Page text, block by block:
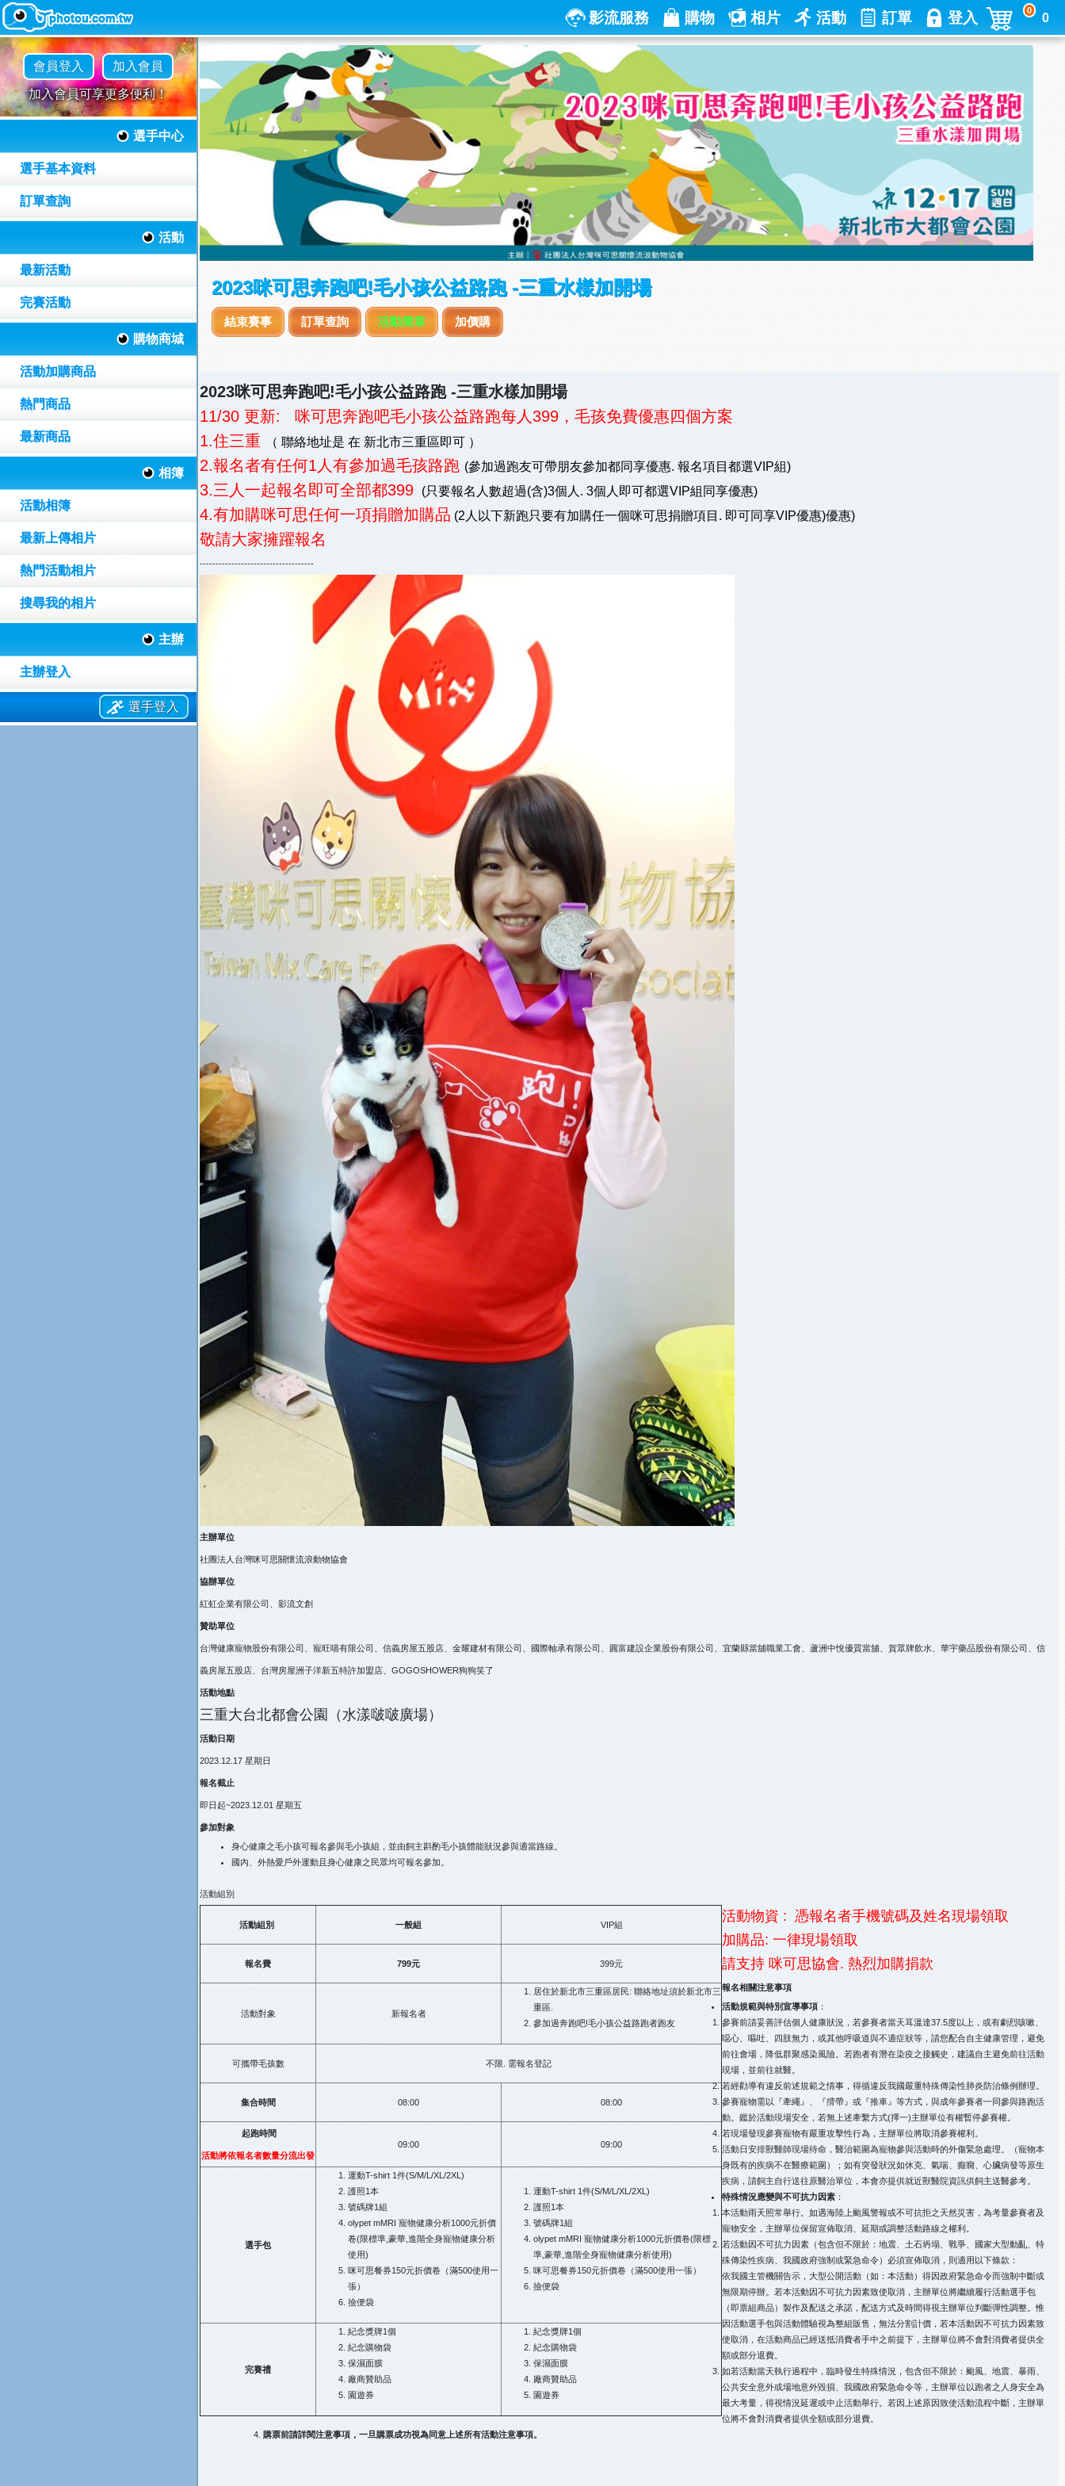
影流服務 購物 相片 活動 訂單 登入 0
0
會員登入 加入會員
加入會員可享更多便利！
選手中心
選手基本資料
訂單查詢
活動
最新活動
完賽活動
購物商城
活動加購商品
熱門商品
最新商品
相簿
活動相簿
最新上傳相片
熱門活動相片
搜尋我的相片
主辦
主辦登入
選手登入
2023咪可思奔跑吧!毛小孩公益路跑 -三重水樣加開場
結束賽事 訂單查詢 活動簡章 加價購
2023咪可思奔跑吧!毛小孩公益路跑-三重水樣加開場
11/30 更新: 咪可思奔跑吧毛小孩公益路跑每人399，毛孩免費優惠四個方案
1.住三重
（ 聯絡地址是 在 新北市三重區即可 ）
2.報名者有任何1人有參加過毛孩路跑 (參加過跑友可帶朋友參加都同享優惠. 報名項目都選VIP組)
3.三人一起報名即可全部都399 (只要報名人數超過(含)3個人. 3個人即可都選VIP組同享優惠)
4.有加購咪可思任何一項捐贈加購品 (2人以下新跑只要有加購任一個咪可思捐贈項目. 即可同享VIP優惠)優惠)
敬請大家擁躍報名
------------------------------------
主辦單位
社團法人台灣咪可思關懷流浪動物協會
協辦單位
紅虹企業有限公司、影流文創
贊助單位
台灣健康寵物股份有限公司、寵旺喵有限公司、信義房屋五股店、金耀建材有限公司、國際軸承有限公司、圓富建設企業股份有限公司、宜蘭縣當舖職業工會、蘆洲中悅優質當舖、賀眾牌飲水、華宇藥品股份有限公司、信
義房屋五股店、台灣房屋洲子洋新五特許加盟店、GOGOSHOWER狗狗笑了
活動地點
三重大台北都會公園（水漾啵啵廣場）
活動日期
2023.12.17 星期日
報名截止
即日起~2023.12.01 星期五
參加對象
身心健康之毛小孩可報名參與毛小孩組，並由飼主斟酌毛小孩體能狀況參與適當路線。
國內、外熱愛戶外運動且身心健康之民眾均可報名參加。
活動組別
活動組別 一般組 VIP組
報名費 799元 399元
活動對象 新報名者
居住於新北市三重區居民: 聯絡地址須於新北市三
重區.
參加過奔跑吧!毛小孩公益路跑者跑友
可攜帶毛孩數 不限. 需報名登記
集合時間 08:00 08:00
起跑時間
活動將依報名者數量分流出發
09:00 09:00
選手包
運動T-shirt 1件(S/M/L/XL/2XL)
護照1本
號碼牌1組
olypet mMRI 寵物健康分析1000元折價
卷(限標準,豪華,進階全身寵物健康分析
使用)
咪可思餐券150元折價卷（滿500使用一
張）
撿便袋
運動T-shirt 1件(S/M/L/XL/2XL)
護照1本
號碼牌1組
olypet mMRI 寵物健康分析1000元折價卷(限標
準,豪華,進階全身寵物健康分析使用)
咪可思餐券150元折價卷（滿500使用一張）
撿便袋
完賽禮
紀念獎牌1個
紀念購物袋
保濕面膜
廠商贊助品
園遊券
紀念獎牌1個
紀念購物袋
保濕面膜
廠商贊助品
園遊券
活動物資 : 憑報名者手機號碼及姓名現場領取
加購品: 一律現場領取
請支持 咪可思協會. 熱烈加購捐款
報名相關注意事項
活動規範與特別宣導事項 ：
參賽前請妥善評估個人健康狀況，若參賽者當天耳溫達37.5度以上，或有劇烈咳嗽、
噁心、嘔吐、四肢無力，或其他呼吸道與不適症狀等，請您配合自主健康管理，避免
前往會場，降低群聚感染風險。若跑者有潛在染疫之接觸史，建議自主避免前往活動
現場，並前往就醫。
若經勸導有違反前述規範之情事，得循違反我國嚴重特殊傳染性肺炎防治條例辦理。
參賽寵物需以『牽繩』、『揹帶』或『推車』等方式，與成年參賽者一同參與路跑活
動。鑑於活動現場安全，若無上述牽繫方式(擇一)主辦單位有權暫停參賽權。
若現場發現參賽寵物有嚴重攻擊性行為，主辦單位將取消參賽權利。
活動日安排獸醫師現場待命，醫治範圍為寵物參與活動時的外傷緊急處理。（寵物本
身既有的疾病不在醫療範圍）；如有突發狀況如休克、氣喘、癲癇、心臟病發等原生
疾病，請飼主自行送往原醫治單位，本會亦提供就近獸醫院資訊供飼主送醫參考。
特殊情況應變與不可抗力因素 ：
本活動雨天照常舉行。如遇海陸上颱風警報或不可抗拒之天然災害，為考量參賽者及
寵物安全，主辦單位保留宣佈取消、延期或調整活動路線之權利。
若活動因不可抗力因素（包含但不限於：地震、土石坍塌、戰爭、國家大型動亂、特
殊傳染性疾病、我國政府強制或緊急命令）必須宣佈取消，則適用以下條款：
依我國主管機關告示，大型公開活動（如：本活動）得因政府緊急命令而強制中斷或
無限期停辦。若本活動因不可抗力因素致使取消，主辦單位將繼續履行活動選手包
（即票組商品）製作及配送之承諾，配送方式及時間得視主辦單位判斷彈性調整。惟
因活動選手包與活動體驗視為整組販售，無法分割計價，若本活動因不可抗力因素致
使取消，在活動商品已經送抵消費者手中之前提下，主辦單位將不會對消費者提供全
額或部分退費。
如若活動當天執行過程中，臨時發生特殊情況，包含但不限於：颱風、地震、暴雨、
公共安全意外或場地意外毀損、我國政府緊急命令等，主辦單位以跑者之人身安全為
最大考量，得視情況延遲或中止活動舉行。若因上述原因致使活動流程中斷，主辦單
位將不會對消費者提供全額或部分退費。
購票前請詳閱注意事項，一旦購票成功視為同意上述所有活動注意事項。